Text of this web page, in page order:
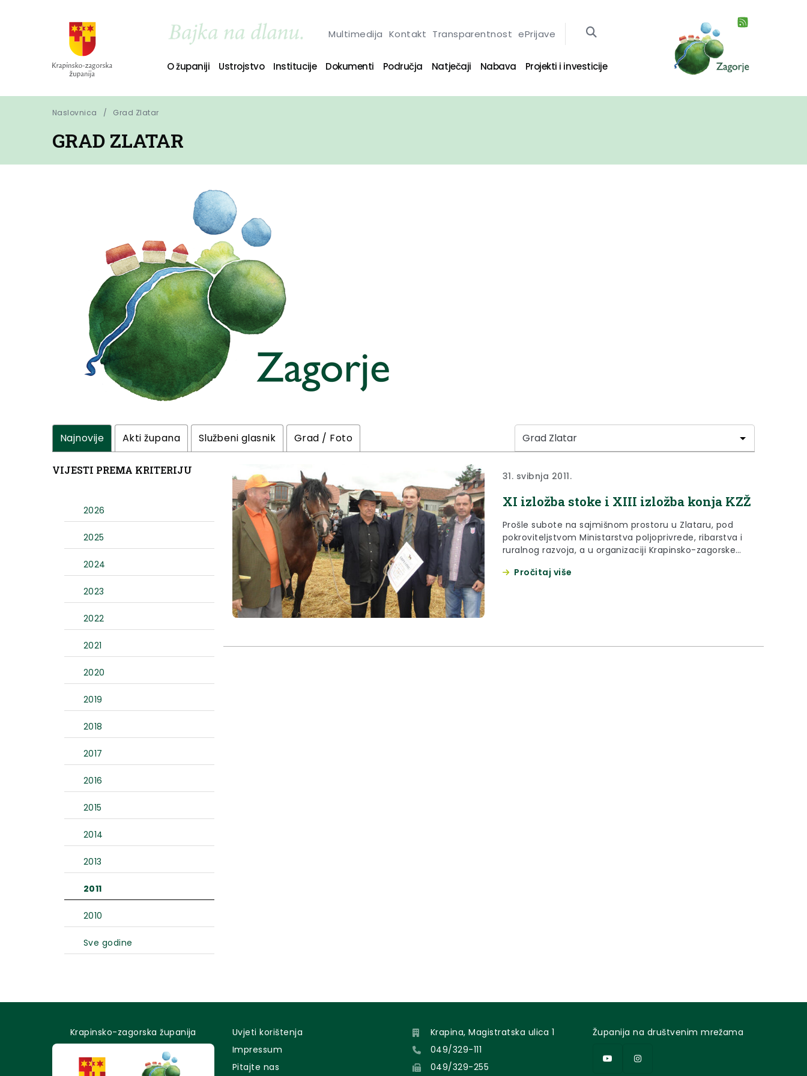
Multimedija Kontakt Transparentnost ePrijave
O županiji Ustrojstvo Institucije Dokumenti Područja Natječaji Nabava Projekti i investicije
Naslovnica Grad Zlatar
GRAD ZLATAR
Najnovije Akti župana Službeni glasnik Grad / Foto
VIJESTI PREMA KRITERIJU
2026
2025
2024
2023
2022
2021
2020
2019
2018
2017
2016
2015
2014
2013
2011
2010
Sve godine
31. svibnja 2011.
XI izložba stoke i XIII izložba konja KZŽ
Prošle subote na sajmišnom prostoru u Zlataru, pod
pokroviteljstvom Ministarstva poljoprivrede, ribarstva i
ruralnog razvoja, a u organizaciji Krapinsko-zagorske
Zlatara, Hrvatske poljoprivredne komore, Hrvatske
Pročitaj više
Krapinsko-zagorska županija
Uvjeti korištenja
Impressum
Pitajte nas
Krapina, Magistratska ulica 1
049/329-111
049/329-255
Županija na društvenim mrežama